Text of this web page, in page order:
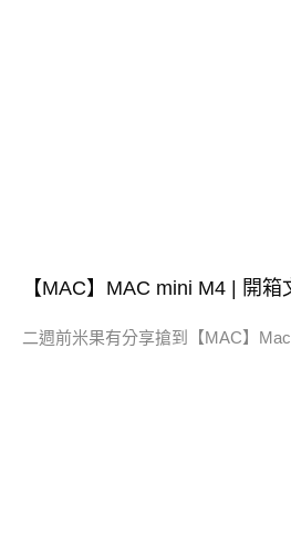
【MAC】MAC mini M4 | 開
二週前米果有分享搶到【MAC】